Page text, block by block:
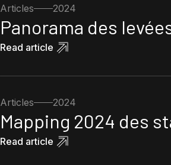
Articles 2024
Panorama des
Read article
Articles 2024
Mapping 2024 des
Read article